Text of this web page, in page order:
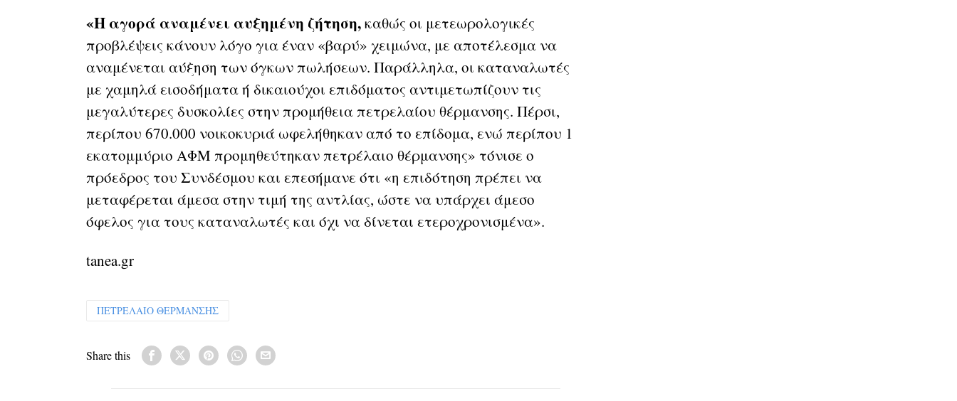
«Η αγορά αναμένει αυξημένη ζήτηση,καθώς οι μετεωρολογικές
προβλέψεις κάνουν λόγο για έναν «βαρύ» χειμώνα, με αποτέλεσμα να
αναμένεται αύξηση των όγκων πωλήσεων. Παράλληλα, οι καταναλωτές
με χαμηλά εισοδήματα ή δικαιούχοι επιδόματος αντιμετωπίζουν τις
μεγαλύτερες δυσκολίες στην προμήθεια πετρελαίου θέρμανσης. Πέρσι,
περίπου 670.000 νοικοκυριά ωφελήθηκαν από το επίδομα, ενώ περίπου 1
εκατομμύριο ΑΦΜ προμηθεύτηκαν πετρέλαιο θέρμανσης» τόνισε ο
πρόεδρος του Συνδέσμου και επεσήμανε ότι «η επιδότηση πρέπει να
μεταφέρεται άμεσα στην τιμή της αντλίας, ώστε να υπάρχει άμεσο
όφελος για τους καταναλωτές και όχι να δίνεται ετεροχρονισμένα».
tanea.gr
ΠΕΤΡΕΛΑΙΟ ΘΕΡΜΑΝΣΗΣ
Share this